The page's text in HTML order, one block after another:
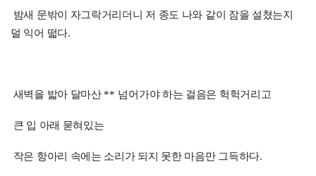
밤새 문밖이 자그락거리더니 저 종도 나와 같이 잠을 설쳤는지
덜 익어 떫다.
새벽을 밟아 달마산 ** 넘어가야 하는 걸음은 헉헉거리고
큰 입 아래 묻혀있는
작은 항아리 속에는 소리가 되지 못한 마음만 그득하다.